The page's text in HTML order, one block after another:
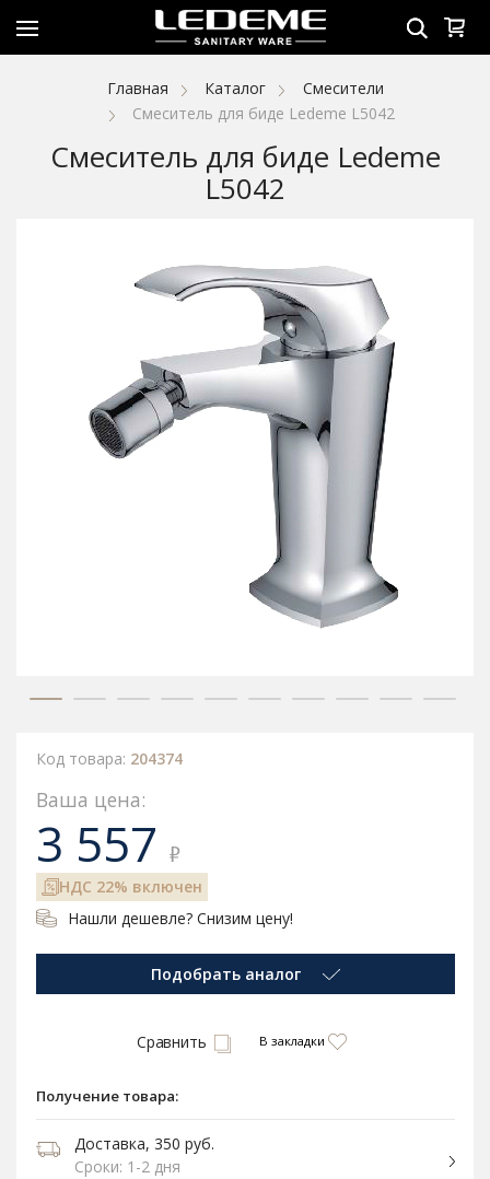
Главная Каталог
Смесители
Смеситель для биде Ledeme L5042
Смеситель для биде Ledeme
L5042
Код товара: 204374
Ваша цена:
3 557 ₽
НДС 22% включен
Нашли дешевле? Снизим цену!
Подобрать аналог
Сравнить В закладки
Получение товара:
Доставка, 350 руб.
Сроки: 1-2 дня